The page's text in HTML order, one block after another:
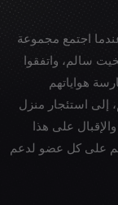
تأسيس نادي الوصل إلى عام 1960، عندما اجتمع مجموعة
سالم، واتفقوا
هواياتهم
إلى استئجار منزل
على هذا
على كل عضو لدعم